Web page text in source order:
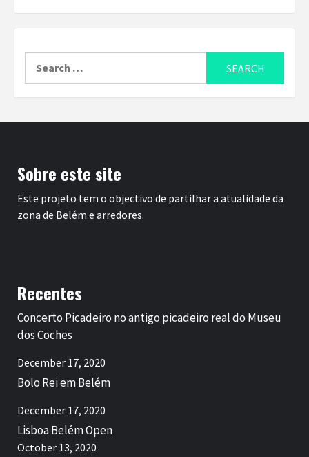
Sobre este site
Este projeto tem o objectivo de partilhar a atualidade da
zona de Belém e arredores.
Recentes
Concerto Picadeiro no antigo picadeiro real do Museu
dos Coches
December 17, 2020
Bolo Rei em Belém
December 17, 2020
Lisboa Belém Open
October 13, 2020